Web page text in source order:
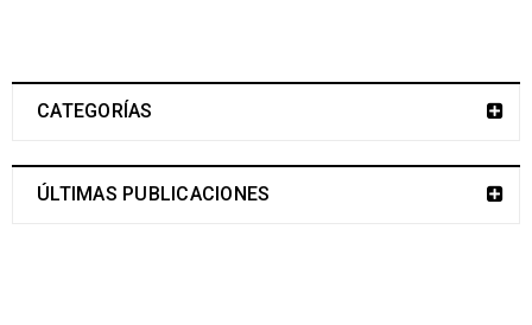
CATEGORÍAS
ÚLTIMAS PUBLICACIONES